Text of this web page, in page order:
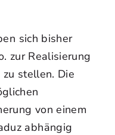
sich bisher
zur Realisierung
stellen. Die
von einem
abhängig